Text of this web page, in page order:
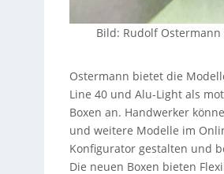
Bild: Rudolf Ostermann
Ostermann bietet die
Line 40 und Alu-Light als
Boxen an. Handwerker
und weitere Modelle im
Konfigurator gestalten und
Die neuen Boxen bieten